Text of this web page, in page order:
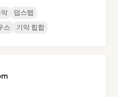
덥스텝
스 기악 힙합